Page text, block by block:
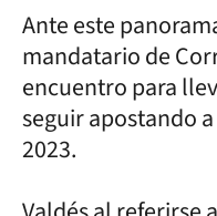
Ante este
mandatario de
encuentro para
seguir apostando
2023.